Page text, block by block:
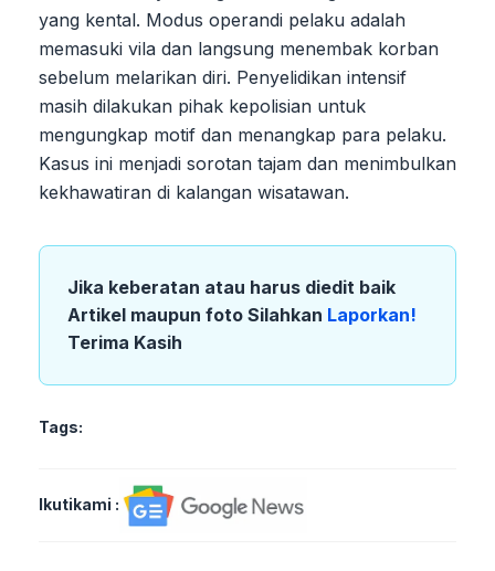
yang kental. Modus operandi pelaku adalah
memasuki vila dan langsung menembak korban
sebelum melarikan diri. Penyelidikan intensif
masih dilakukan pihak kepolisian untuk
mengungkap motif dan menangkap para pelaku.
Kasus ini menjadi sorotan tajam dan menimbulkan
kekhawatiran di kalangan wisatawan.
Jika keberatan atau harus diedit baik
Artikel maupun foto Silahkan Laporkan!
Terima Kasih
Tags:
Ikutikami :